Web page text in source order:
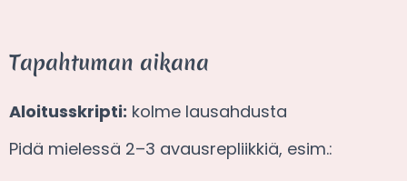
Tapahtuman aikana
Aloitusskripti: kolme lausahdusta
Pidä mielessä 2–3 avausrepliikkiä, esim.: